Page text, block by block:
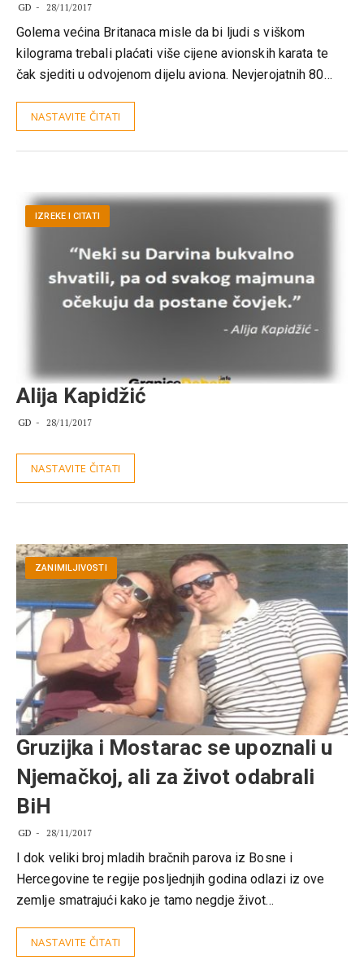
GD 28/11/2017
Golema većina Britanaca misle da bi ljudi s viškom
kilograma trebali plaćati više cijene avionskih karata te
čak sjediti u odvojenom dijelu aviona. Nevjerojatnih 80…
NASTAVITE ČITATI
IZREKE I CITATI
Alija Kapidžić
GD 28/11/2017
NASTAVITE ČITATI
ZANIMILJIVOSTI
Gruzijka i Mostarac se upoznali u
Njemačkoj, ali za život odabrali
BiH
GD 28/11/2017
I dok veliki broj mladih bračnih parova iz Bosne i
Hercegovine te regije posljednjih godina odlazi iz ove
zemlje smatrajući kako je tamo negdje život…
NASTAVITE ČITATI